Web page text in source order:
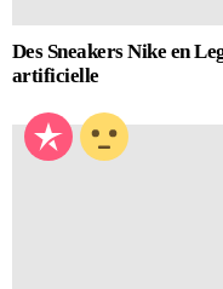
Des Sneakers Nike en
artificielle